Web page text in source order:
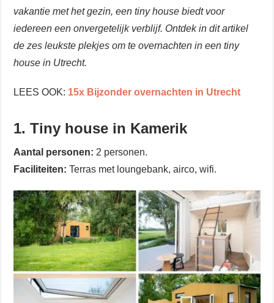
vakantie met het gezin, een tiny house biedt voor
iedereen een onvergetelijk verblijf. Ontdek in dit artikel
de zes leukste plekjes om te overnachten in een tiny
house in Utrecht.
LEES OOK: 15x Bijzonder overnachten in Utrecht
1. Tiny house in Kamerik
Aantal personen: 2 personen.
Faciliteiten: Terras met loungebank, airco, wifi.